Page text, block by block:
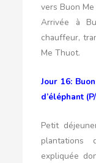
vers Buon
Arrivée à
chauffeur,
Me Thuot.
Jour 16:
d’éléphant
Petit
expliquée